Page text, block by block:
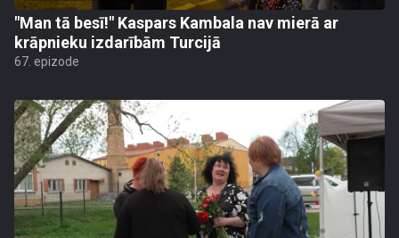
"Man tā besī!" Kaspars Kambala nav mierā ar
krāpnieku izdarībām Turcijā
67. epizode